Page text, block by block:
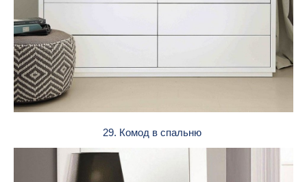
29. Комод в спальню